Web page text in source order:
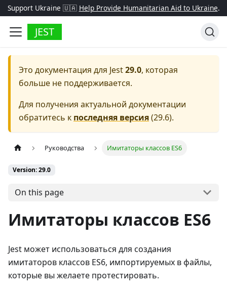
Support Ukraine 🇺🇦 Help Provide Humanitarian Aid to Ukraine.
JEST
Это документация для Jest29.0, которая
больше не поддерживается.
Для получения актуальной документации
обратитесь к последняя версия(29.6).
Руководства Имитаторы классов ES6
Version: 29.0
On this page
Имитаторы классов ES6
Jest может использоваться для создания
имитаторов классов ES6, импортируемых в файлы,
которые вы желаете протестировать.